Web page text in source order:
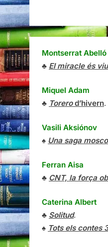
Montserrat Abelló
♣ El miracle és
Miquel Adam
♣ Torerod’hivern.
Vasili Aksiónov
♠ Una saga
Ferran Aisa
♣ CNT, la força
Caterina Albert
♣ Solitud.
♠ Tots els contes